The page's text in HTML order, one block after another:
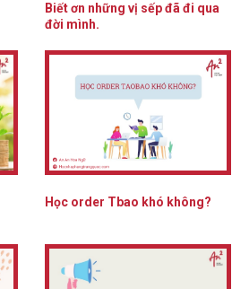
Biết ơn những vị sếp đã đi qua
đời mình.
Học order Tbao khó không?